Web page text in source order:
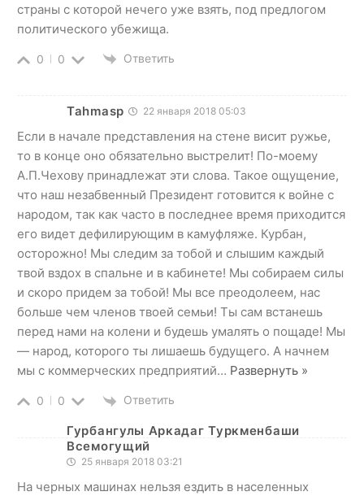
страны с которой нечего уже взять, под предлогом
политического убежища.
0 0 Ответить
Tahmasp 22 января 2018 05:03
Если в начале представления на стене висит ружье,
то в конце оно обязательно выстрелит! По-моему
А.П.Чехову принадлежат эти слова. Такое ощущение,
что наш незабвенный Президент готовится к войне с
народом, так как часто в последнее время приходится
его видет дефилирующим в камуфляже. Курбан,
осторожно! Мы следим за тобой и слышим каждый
твой вздох в спальне и в кабинете! Мы собираем силы
и скоро придем за тобой! Мы все преодолеем, нас
больше чем членов твоей семьи! Ты сам встанешь
перед нами на колени и будешь умалять о пощаде! Мы
— народ, которого ты лишаешь будущего. А начнем
мы с коммерческих предприятий… Развернуть »
0 0 Ответить
Гурбангулы Аркадаг Туркменбаши
Всемогущий
25 января 2018 03:21
На черных машинах нельзя ездить в населенных